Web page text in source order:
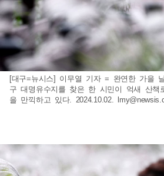
[대구=뉴시스] 이무열 기자 = 완연한 가을
구 대명유수지를 찾은 한 시민이 억새 산책
을 만끽하고 있다. 2024.10.02.